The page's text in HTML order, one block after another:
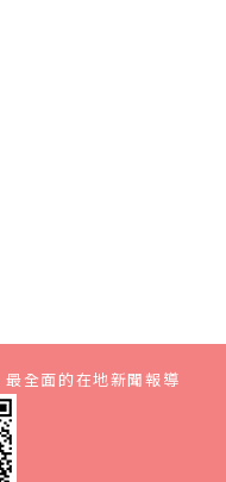
全面的在地新聞報導